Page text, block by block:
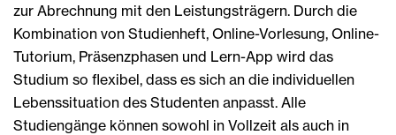
zur Abrechnung mit den Leistungsträgern. Durch die
Kombination von Studienheft, Online-Vorlesung, Online-
Tutorium, Präsenzphasen und Lern-App wird das
Studium so flexibel, dass es sich an die individuellen
Lebenssituation des Studenten anpasst. Alle
Studiengänge können sowohl in Vollzeit als auch in